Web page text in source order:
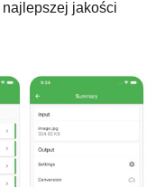
jakości